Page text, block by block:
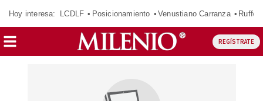
Hoy interesa: LCDLF Posicionamiento Venustiano Carranza Ruffo
REGÍSTRATE